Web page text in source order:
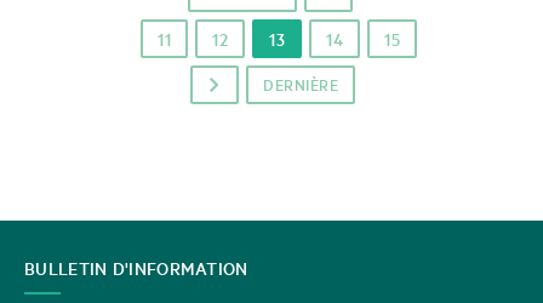
p DERNIÈRE
11 12 13 14 15
CONTACT
BULLETIN D'INFORMATION